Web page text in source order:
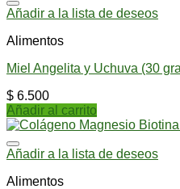
Añadir a la lista de deseos
Alimentos
Miel Angelita y Uchuva (30
$ 6.500
Añadir al carrito
Añadir a la lista de deseos
Alimentos